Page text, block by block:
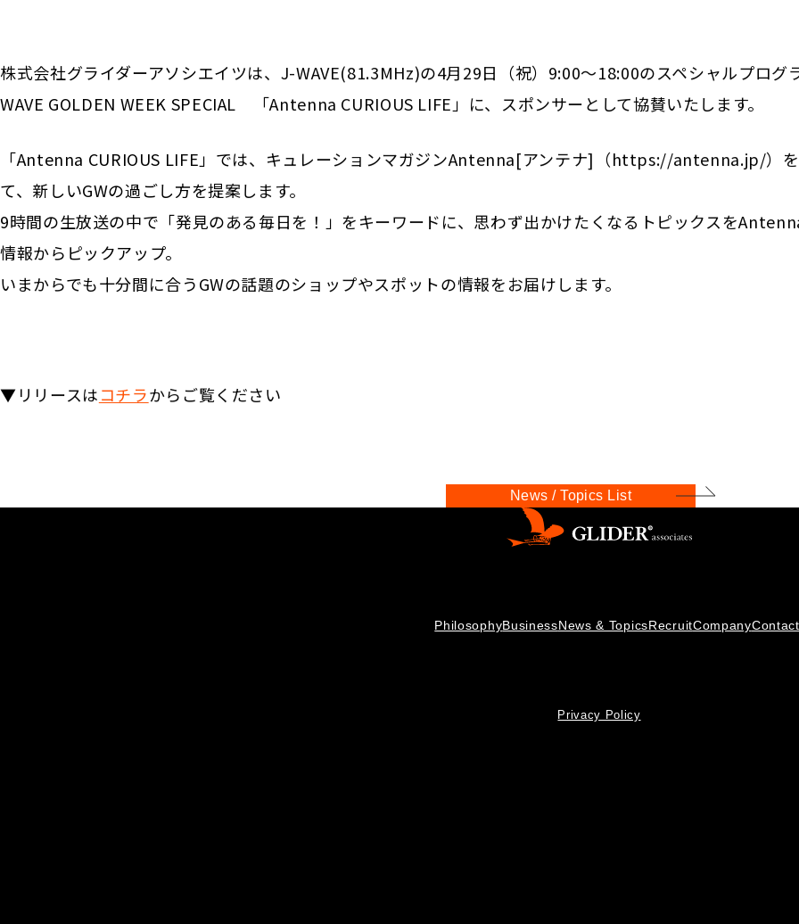
株式会社グライダーアソシエイツは、J-WAVE(81.3MHz)の4月29日（祝）9:00～18:00のスペシャルプログ
WAVE GOLDEN WEEK SPECIAL 「Antenna CURIOUS LIFE」に、スポンサーとして協賛いたします。
「Antenna CURIOUS LIFE」では、キュレーションマガジンAntenna[アンテナ]（https://antenna.jp/）
て、新しいGWの過ごし方を提案します。
9時間の生放送の中で「発見のある毎日を！」をキーワードに、思わず出かけたくなるトピックスを
情報からピックアップ。
いまからでも十分間に合うGWの話題のショップやスポットの情報をお届けします。
▼リリースはコチラからご覧ください
News / Topics List
PhilosophyBusinessNews & TopicsRecruitCompanyContact
Privacy Policy